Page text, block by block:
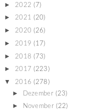
► 2022 (7)
► 2021 (20)
► 2020 (26)
► 2019 (17)
► 2018 (73)
► 2017 (223)
▼ 2016 (278)
► Dezember (23)
► November (22)